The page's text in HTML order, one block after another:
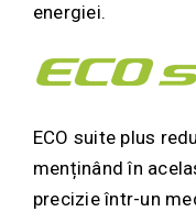
energiei.
ECO suite plus
menținând în
precizie într-un